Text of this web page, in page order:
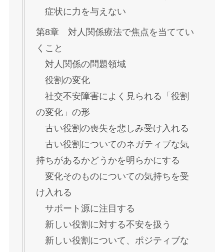
症状に力を与えない
第8章 対人関係療法で焦点を当ててい
くこと
対人関係の問題領域
役割の変化
社交不安障害によく見られる「役割
の変化」の形
古い役割の喪失を悲しみ受け入れる
古い役割についてのネガティブな気
持ちがあるかどうかを明らかにする
変化そのものについての気持ちを受
け入れる
サポート源に注目する
新しい役割に対する不安を扱う
新しい役割について、ポジティブな